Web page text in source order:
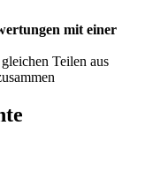
mit einer
Teilen aus